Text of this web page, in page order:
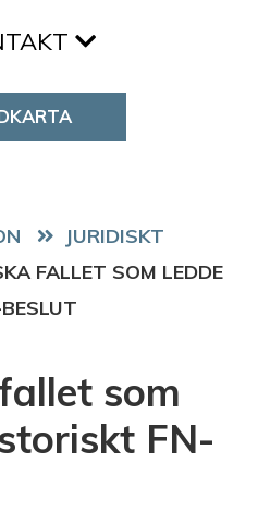
JURIDISKT
FALLET SOM LEDDE
som
FN-